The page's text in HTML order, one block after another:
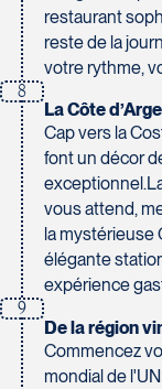
restaurant
reste de la
votre rythme,
8
La Côte
Cap vers la
font un décor
vous attend,
la mystérieuse
élégante
expérience
9
De la région
Commencez
mondial de